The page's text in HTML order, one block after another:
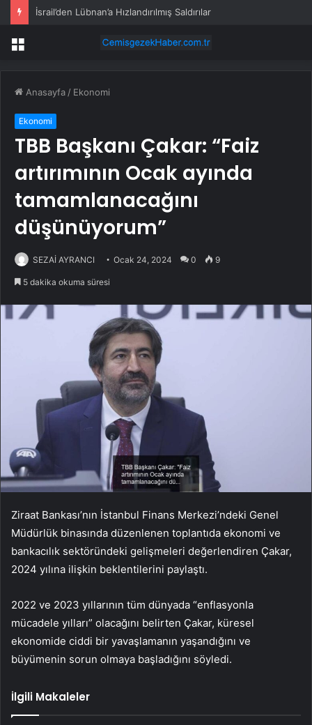
İsrail’den Lübnan’a Hızlandırılmış Saldırılar
Menü
Anasayfa / Ekonomi
Ekonomi
TBB Başkanı Çakar: “Faiz
artırımının Ocak ayında
tamamlanacağını
düşünüyorum”
SEZAİ AYRANCI Ocak 24, 2024 0 9
5 dakika okuma süresi
Ziraat Bankası’nın İstanbul Finans Merkezi’ndeki Genel
Müdürlük binasında düzenlenen toplantıda ekonomi ve
bankacılık sektöründeki gelişmeleri değerlendiren Çakar,
2024 yılına ilişkin beklentilerini paylaştı.
2022 ve 2023 yıllarının tüm dünyada “enflasyonla
mücadele yılları” olacağını belirten Çakar, küresel
ekonomide ciddi bir yavaşlamanın yaşandığını ve
büyümenin sorun olmaya başladığını söyledi.
İlgili Makaleler